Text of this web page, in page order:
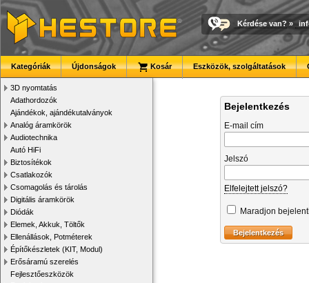
Kérdése van? »
Kategóriák Újdonságok Kosár Eszközök, szolgáltatások
3D nyomtatás
Adathordozók
Ajándékok, ajándékutalványok
Analóg áramkörök
Audiotechnika
Autó HiFi
Biztosítékok
Csatlakozók
Csomagolás és tárolás
Digitális áramkörök
Diódák
Elemek, Akkuk, Töltők
Ellenállások, Potméterek
Építőkészletek (KIT, Modul)
Erősáramú szerelés
Fejlesztőeszközök
Bejelentkezés
E-mail cím
Jelszó
Elfelejtett jelszó?
Maradjon